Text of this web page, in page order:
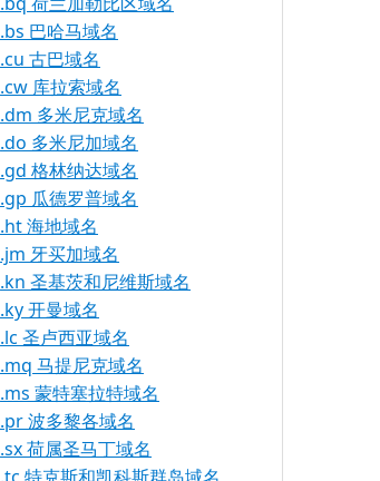
.bs 巴哈马域名
.cu 古巴域名
.cw 库拉索域名
.dm 多米尼克域名
.do 多米尼加域名
.gd 格林纳达域名
.gp 瓜德罗普域名
.ht 海地域名
.jm 牙买加域名
.kn 圣基茨和尼维斯域名
.ky 开曼域名
.lc 圣卢西亚域名
.mq 马提尼克域名
.ms 蒙特塞拉特域名
.pr 波多黎各域名
.sx 荷属圣马丁域名